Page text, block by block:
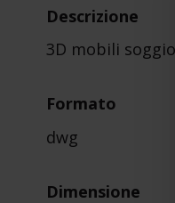
Descrizione
3D mobili
Formato
dwg
Dimensione